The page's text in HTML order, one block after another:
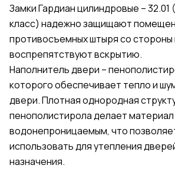
Замки Гардиан цилиндровые – 32.01
класс) надежно защищают
противосъемных штыря со стороны
воспрепятствуют вскрытию.
Наполнитель двери –
которого обеспечивает тепло и
двери. Плотная однородная
пенополистирола делает материал
водонепроницаемым, что
использовать для утепления
назначения.